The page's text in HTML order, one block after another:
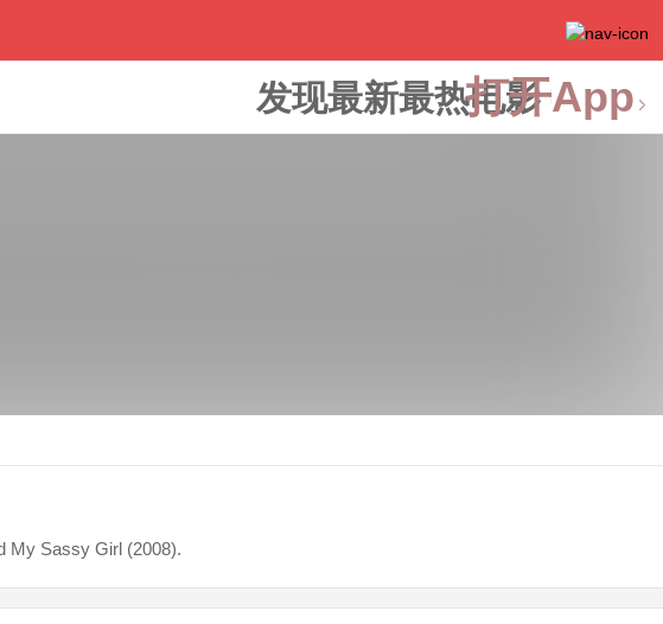
发现最新最热电影打开App
My Sassy Girl (2008).